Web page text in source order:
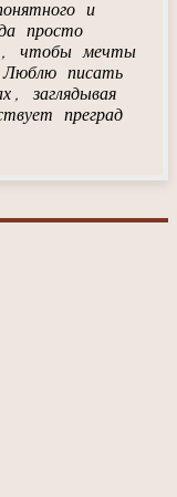
и
просто
чтобы мечты
писать
заглядывая
преград